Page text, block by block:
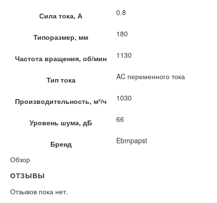
Сила тока, А 0.8
Типоразмер, мм 180
Частота вращения, об/мин 1130
Тип тока AC переменного тока
Производительность, м³/ч 1030
Уровень шума, дБ 66
Бренд
Ebmpapst
Обзор
ОТЗЫВЫ
Отзывов пока нет.